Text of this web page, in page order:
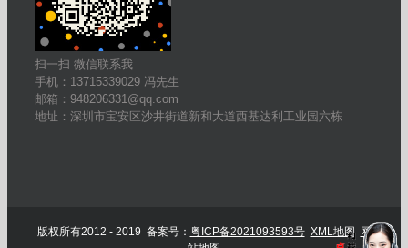
扫一扫 微信联系我
手机：13715339029 冯先生
邮箱：948206331@qq.com
地址：深圳市宝安区沙井街道新和大道西基达利工业园六栋
版权所有2012 - 2019 备案号： 粤ICP备2021093593号 XML地图 网